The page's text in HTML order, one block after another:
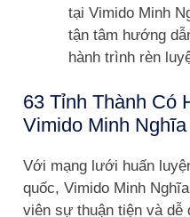
tại Vimido Minh
tận tâm hướng
hành trình rèn
63 Tỉnh Thành Có
Vimido Minh
Với mạng lưới huấn
quốc, Vimido Minh
viên sự thuận tiện và dễ